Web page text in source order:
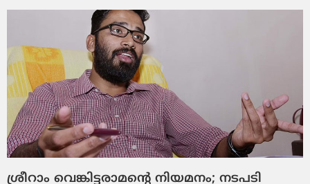
ശ്രീറാം വെങ്കിട്ടരാമന്റെ നിയമനം; നടപടി